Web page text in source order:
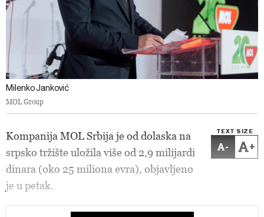
Milenko Janković
MOL Group
TEXT SIZE
- +
Kompanija MOL Srbija je od dolaska na
srpsko tržište uložila više od 2,9 milijardi
dinara (oko 25 miliona evra), objavljeno
je u petak.